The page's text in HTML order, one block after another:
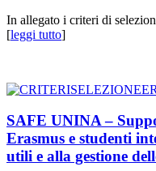
In allegato i criteri di
[leggi tutto]
SAFE UNINA –
Erasmus e studenti
utili e alla gestione